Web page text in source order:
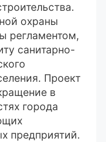
охраны
регламентом,
санитарно-
Проект
в
города
предприятий.